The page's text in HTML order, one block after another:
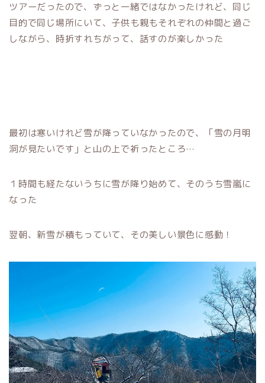
ツアーだったので、ずっと一緒ではなかったけれど、同じ
目的で同じ場所にいて、子供も親もそれぞれの仲間と過ご
しながら、時折すれちがって、話すのが楽しかった
最初は寒いけれど雪が降っていなかったので、「雪の月明
洞が見たいです」と山の上で祈ったところ…
１時間も経たないうちに雪が降り始めて、そのうち雪嵐に
なった
翌朝、新雪が積もっていて、その美しい景色に感動！